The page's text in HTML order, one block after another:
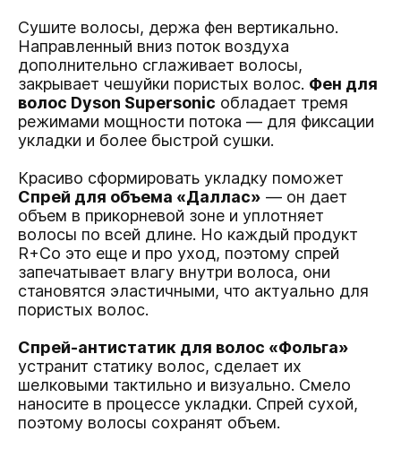
Сушите волосы, держа фен вертикально.
Направленный вниз поток воздуха
дополнительно сглаживает волосы,
закрывает чешуйки пористых волос. Фен для
волос Dyson Supersonic обладает тремя
режимами мощности потока — для фиксации
укладки и более быстрой сушки.
Красиво сформировать укладку поможет
Спрей для объема «Даллас» — он дает
объем в прикорневой зоне и уплотняет
волосы по всей длине. Но каждый продукт
R+Co это еще и про уход, поэтому спрей
запечатывает влагу внутри волоса, они
становятся эластичными, что актуально для
пористых волос.
Спрей-антистатик для волос «Фольга»
устранит статику волос, cделает их
шелковыми тактильно и визуально. Смело
наносите в процессе укладки. Cпрей сухой,
поэтому волосы сохранят объем.